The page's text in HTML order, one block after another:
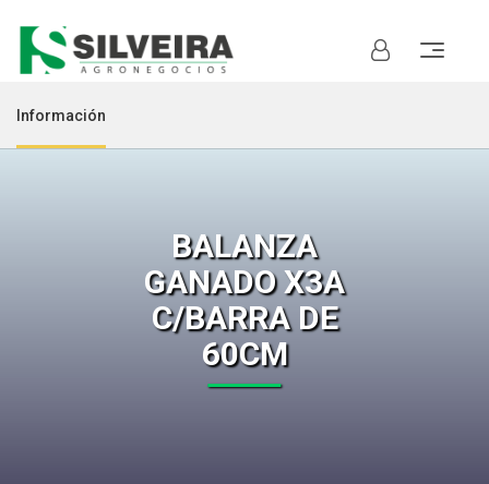
BALANZA
GANADO X3A
C/BARRA DE
60CM
Información